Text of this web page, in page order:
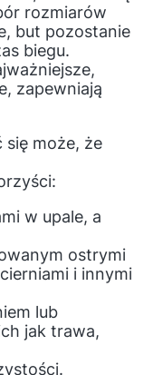
rozmiarów
but pozostanie
biegu.
zapewniają
może, że
w upale, a
ostrymi
i innymi
lub
jak trawa,